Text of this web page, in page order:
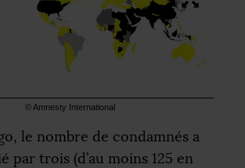
© Amnesty International
le nombre de condamnés a
par trois (d’au moins 125 en